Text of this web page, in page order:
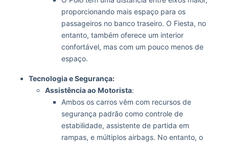
proporcionando mais espaço para os
passageiros no banco traseiro. O Fiesta, no
entanto, também oferece um interior
confortável, mas com um pouco menos de
espaço.
Tecnologia e Segurança:
Assistência ao Motorista:
Ambos os carros vêm com recursos de
segurança padrão como controle de
estabilidade, assistente de partida em
rampas, e múltiplos airbags. No entanto, o